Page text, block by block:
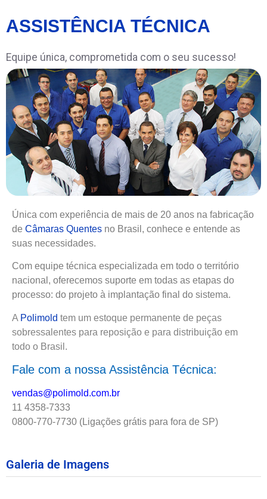
ASSISTÊNCIA TÉCNICA
Equipe única, comprometida com o seu sucesso!
Única com experiência de mais de 20 anos na fabricação
de Câmaras Quentes no Brasil, conhece e entende as
suas necessidades.
Com equipe técnica especializada em todo o território
nacional, oferecemos suporte em todas as etapas do
processo: do projeto à implantação final do sistema.
A Polimold tem um estoque permanente de peças
sobressalentes para reposição e para distribuição em
todo o Brasil.
Fale com a nossa Assistência Técnica:
vendas@polimold.com.br
11 4358-7333
0800-770-7730 (Ligações grátis para fora de SP)
Galeria de Imagens